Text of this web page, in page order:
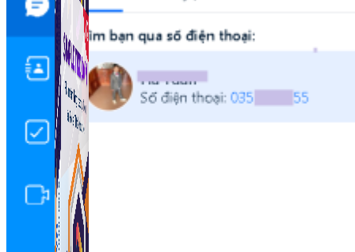
Simple Tikdown
Công cụ giúp bạn tải video Tiktok không có logo